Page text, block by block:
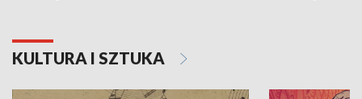
KULTURA I SZTUKA